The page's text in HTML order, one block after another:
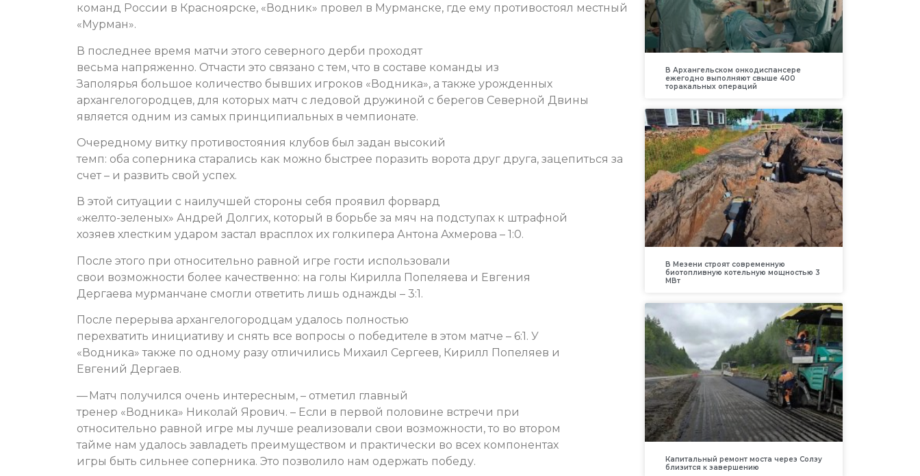
команд России в Красноярске, «Водник» провел в Мурманске, где ему противостоял местный
«Мурман».
В последнее время матчи этого северного дерби проходят
весьма напряженно. Отчасти это связано с тем, что в составе команды из
Заполярья большое количество бывших игроков «Водника», а также урожденных
архангелогородцев, для которых матч с ледовой дружиной с берегов Северной Двины
является одним из самых принципиальных в чемпионате.
Очередному витку противостояния клубов был задан высокий
темп: оба соперника старались как можно быстрее поразить ворота друг друга, зацепиться за
счет – и развить свой успех.
В этой ситуации с наилучшей стороны себя проявил форвард
«желто-зеленых» Андрей Долгих, который в борьбе за мяч на подступах к штрафной
хозяев хлестким ударом застал врасплох их голкипера Антона Ахмерова – 1:0.
После этого при относительно равной игре гости использовали
свои возможности более качественно: на голы Кирилла Попеляева и Евгения
Дергаева мурманчане смогли ответить лишь однажды – 3:1.
После перерыва архангелогородцам удалось полностью
перехватить инициативу и снять все вопросы о победителе в этом матче – 6:1. У
«Водника» также по одному разу отличились Михаил Сергеев, Кирилл Попеляев и
Евгений Дергаев.
— Матч получился очень интересным, – отметил главный
тренер «Водника» Николай Ярович. – Если в первой половине встречи при
относительно равной игре мы лучше реализовали свои возможности, то во втором
тайме нам удалось завладеть преимуществом и практически во всех компонентах
игры быть сильнее соперника. Это позволило нам одержать победу.
В Архангельском онкодиспансере
ежегодно выполняют свыше 400
торакальных операций
В Мезени строят современную
биотопливную котельную мощностью 3
МВт
Капитальный ремонт моста через Солзу
близится к завершению